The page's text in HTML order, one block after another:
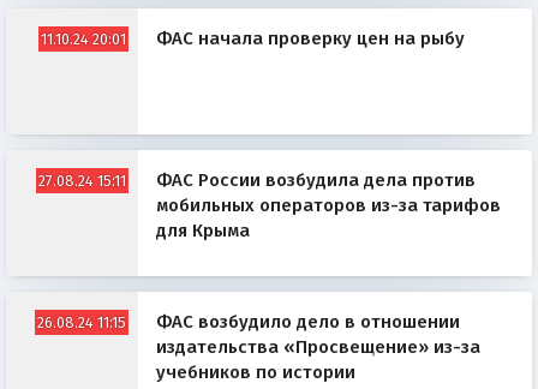
11.10.24 20:01 ФАС начала проверку цен на рыбу
27.08.24 15:11
ФАС России возбудила дела против
мобильных операторов из-за тарифов
для Крыма
26.08.24 11:15
ФАС возбудило дело в отношении
издательства «Просвещение» из-за
учебников по истории